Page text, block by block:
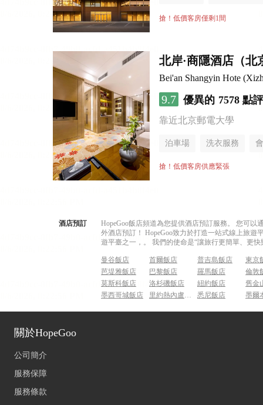
無煙樓層
搶！低價客房僅剩1間
北岸·商隱酒店（北
Bei'an Shangyin Hote
9.7 優異的 7578 點評
靠近北京郵電大學
泊車場 洗衣服務
搶！低價客房供應緊張
酒店預訂
HopeGoo飯店頻道為您提供酒店預訂服務。 您可
外酒店預訂！ HopeGoo致力於打造一站式線上旅
遊平臺之一，。 我們的使命是“讓旅行更簡單、更
曼谷飯店 首爾飯店 普吉島飯店
東京
芭堤雅飯店
巴黎飯店 羅馬飯店
倫敦
莫斯科飯店
洛杉磯飯店 紐約飯店
舊金
墨西哥城飯店
里約熱內盧飯店 悉尼飯店 墨爾
關於HopeGoo
公司簡介
服務保障
服務條款